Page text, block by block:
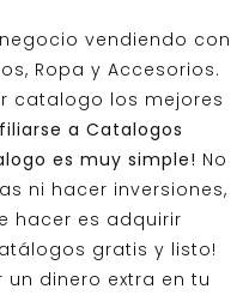
vendiendo con
Ropa y Accesorios.
catalogo los mejores
a Catalogos
es muy simple! No
ni hacer inversiones,
hacer es adquirir
gratis y listo!
dinero extra en tu